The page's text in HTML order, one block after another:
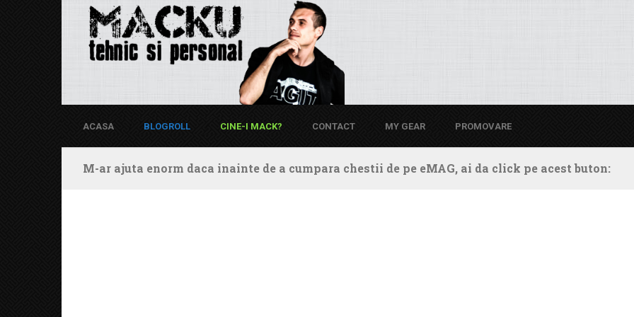
ACASA BLOGROLL CINE-I MACK? CONTACT MY GEAR PROMOVARE
M-ar ajuta enorm daca inainte de a cumpara chestii de pe eMAG, ai da click pe acest buton: